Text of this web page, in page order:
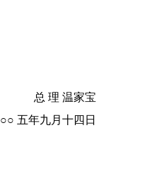
总 理 温家宝
五年九月十四日